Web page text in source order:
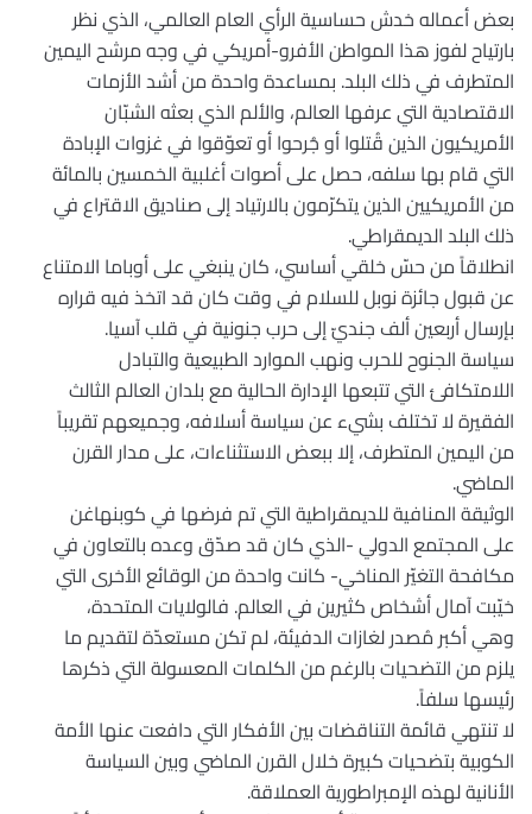
بعض أعماله خدش حساسية الرأي العام العالمي، الذي نظر
بارتياح لفوز هذا المواطن الأفرو-أمريكي في وجه مرشح اليمين
المتطرف في ذلك البلد. بمساعدة واحدة من أشد الأزمات
الاقتصادية التي عرفها العالم، والألم الذي بعثه الشبّان
الأمريكيون الذين قُتلوا أو جُرحوا أو تعوّقوا في غزوات الإبادة
التي قام بها سلفه، حصل على أصوات أغلبية الخمسين بالمائة
من الأمريكيين الذين يتكرّمون بالارتياد إلى صناديق الاقتراع في
ذلك البلد الديمقراطي.
انطلاقاً من حسّ خلقي أساسي، كان ينبغي على أوباما الامتناع
عن قبول جائزة نوبل للسلام في وقت كان قد اتخذ فيه قراره
بإرسال أربعين ألف جنديّ إلى حرب جنونية في قلب آسيا.
سياسة الجنوح للحرب ونهب الموارد الطبيعية والتبادل
اللامتكافئ التي تتبعها الإدارة الحالية مع بلدان العالم الثالث
الفقيرة لا تختلف بشيء عن سياسة أسلافه، وجميعهم تقريباً
من اليمين المتطرف، إلا ببعض الاستثناءات، على مدار القرن
الماضي.
الوثيقة المنافية للديمقراطية التي تم فرضها في كوبنهاغن
على المجتمع الدولي -الذي كان قد صدّق وعده بالتعاون في
مكافحة التغيّر المناخي- كانت واحدة من الوقائع الأخرى التي
خيّبت آمال أشخاص كثيرين في العالم. فالولايات المتحدة،
وهي أكبر مُصدر لغازات الدفيئة، لم تكن مستعدّة لتقديم ما
يلزم من التضحيات بالرغم من الكلمات المعسولة التي ذكرها
رئيسها سلفاً.
لا تنتهي قائمة التناقضات بين الأفكار التي دافعت عنها الأمة
الكوبية بتضحيات كبيرة خلال القرن الماضي وبين السياسة
الأنانية لهذه الإمبراطورية العملاقة.